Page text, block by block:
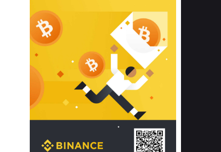
khuẩn và nấm mốc trong điều kiện
thời tiết nóng ẩm. Bạn có thể tìm hiểu
thêm các nghiên cứu khoa học về tác
động của giấc ngủ và môi trường
phòng ngủ đối với sức khỏe con
người tại Sleep Foundation (External
Link) để có cái nhìn toàn diện hơn.
2. Các tiêu chí vàng khi lựa chọn
chăn ga gối đệm cao cấp cho phòng
ngủ
Để sở hữu một bộ chăn ga gối đệm
cao cấp hoàn hảo cả về thẩm mỹ lẫn
công năng, người tiêu dùng cần cân
nhắc kỹ lưỡng các tiêu chí quan trọng